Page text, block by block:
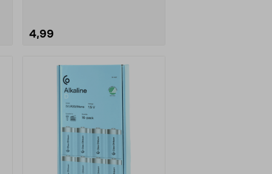
4,99